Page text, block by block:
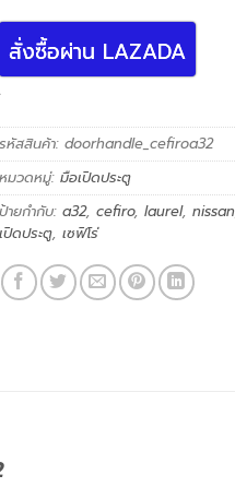
สั่งซื้อผ่าน LAZADA
.
รหัสสินค้า: doorhandle_cefiroa32
หมวดหมู่: มือเปิดประตู
ป้ายกำกับ: a32, cefiro, laurel, nissan
เปิดประตู, เซฟิโร่